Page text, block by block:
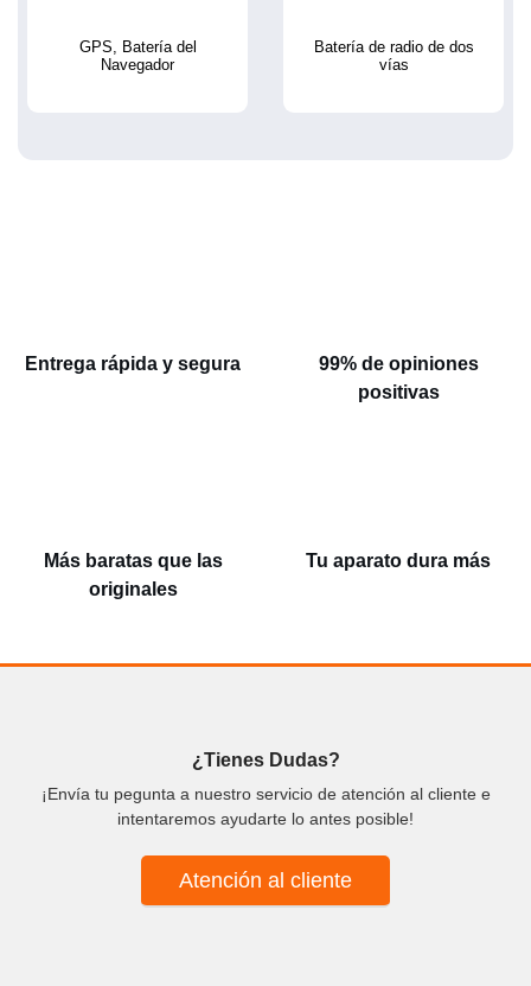
GPS, Batería del
Navegador
Batería de radio de dos
vías
Entrega rápida y segura
99% de opiniones
positivas
Más baratas que las
originales
Tu aparato dura más
¿Tienes Dudas?
¡Envía tu pegunta a nuestro servicio de atención al cliente e
intentaremos ayudarte lo antes posible!
Atención al cliente